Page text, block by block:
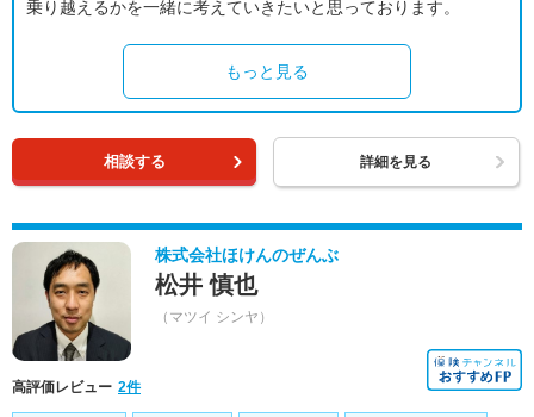
乗り越えるかを一緒に考えていきたいと思っております。
もっと見る
相談する 詳細を見る
株式会社ほけんのぜんぶ
松井 慎也
（マツイ シンヤ）
高評価レビュー 2件